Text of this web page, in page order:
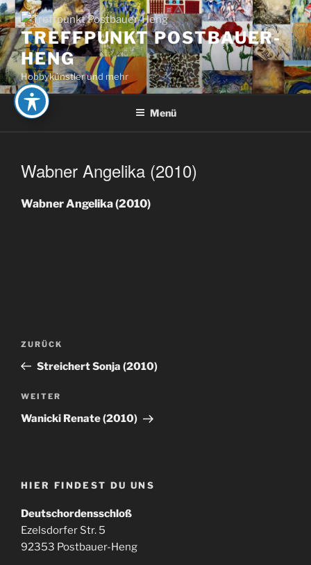
Zum
Inhalt
springenTREFFPUNKT POSTBAUER-
HENG
Hobbykünstler und mehr
Menü
Wabner Angelika (2010)
Wabner Angelika (2010)
Beitragsnavigation
Vorheriger
Beitrag
ZURÜCK
Streichert Sonja (2010)
Nächster
Beitrag
WEITER
Wanicki Renate (2010)
HIER FINDEST DU UNS
Deutschordensschloß
Ezelsdorfer Str. 5
92353 Postbauer-Heng